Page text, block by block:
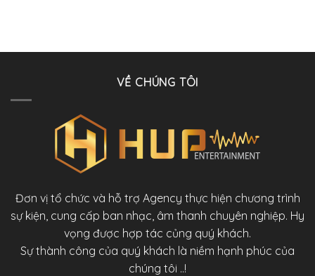
VỀ CHÚNG TÔI
Đơn vị tổ chức và hỗ trợ Agency thực hiện chương trình
sự kiện, cung cấp ban nhạc, âm thanh chuyên nghiệp. Hy
vọng được hợp tác củng quý khách.
Sự thành công của quý khách là niềm hạnh phúc của
chúng tôi ..!